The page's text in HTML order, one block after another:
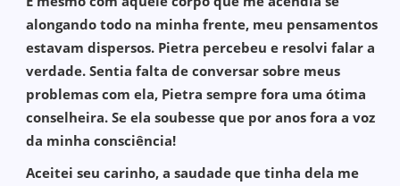
alongando todo na minha frente, meu pensamentos
estavam dispersos. Pietra percebeu e resolvi falar a
verdade. Sentia falta de conversar sobre meus
problemas com ela, Pietra sempre fora uma ótima
conselheira. Se ela soubesse que por anos fora a voz
da minha consciência!
Aceitei seu carinho, a saudade que tinha dela me